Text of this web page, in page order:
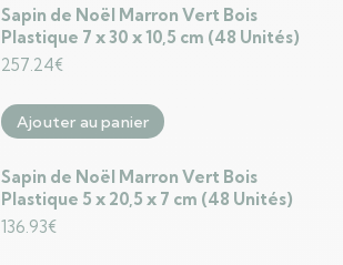
Sapin de Noël Marron Vert Bois
Plastique 7 x 30 x 10,5 cm (48 Unités)
257.24€
Ajouter au panier
Sapin de Noël Marron Vert Bois
Plastique 5 x 20,5 x 7 cm (48 Unités)
136.93€